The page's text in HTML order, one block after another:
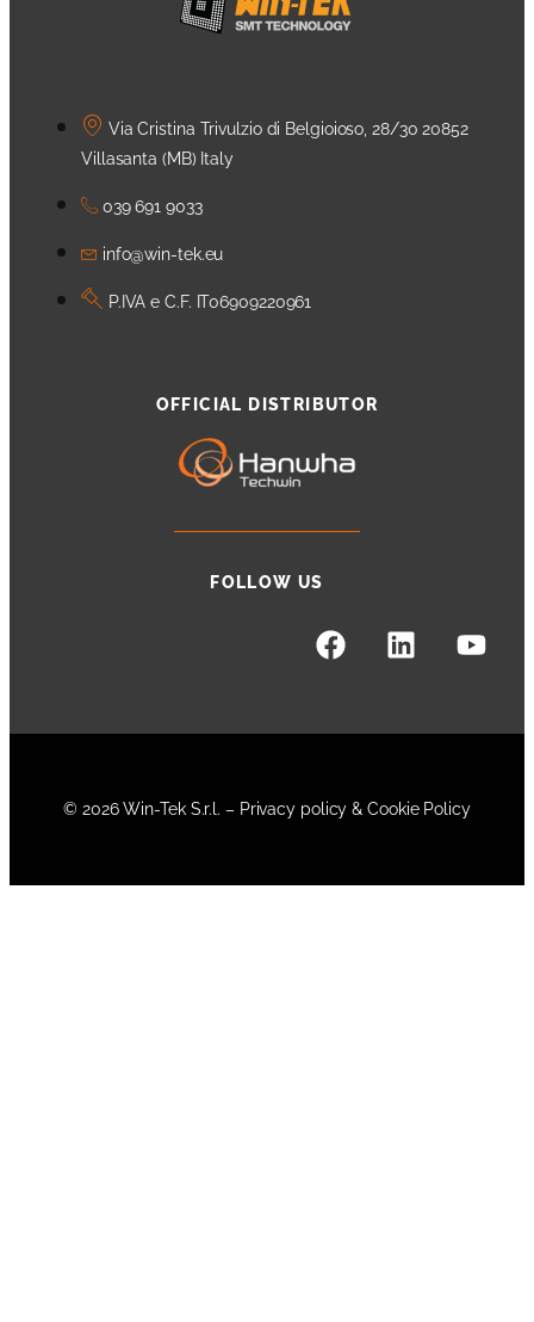
Via Cristina Trivulzio di Belgioioso, 28/30 20852
Villasanta (MB) Italy
039 691 9033
info@win-tek.eu
P.IVA e C.F. IT06909220961
OFFICIAL DISTRIBUTOR
FOLLOW US
© 2026 Win-Tek S.r.l. – Privacy policy & Cookie Policy